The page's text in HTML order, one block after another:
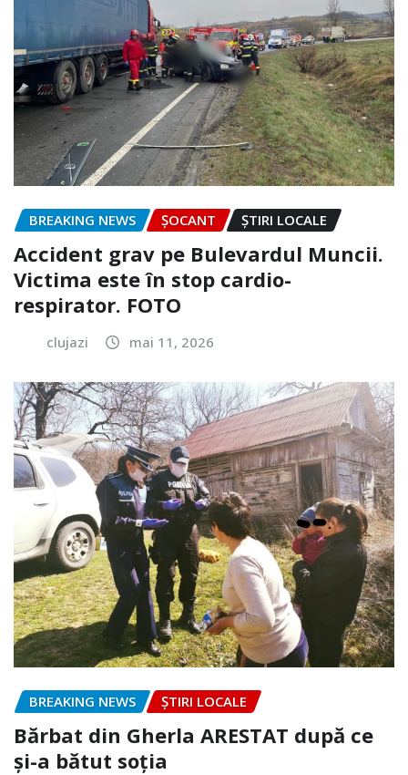
BREAKING NEWS ȘOCANT ȘTIRI LOCALE
Accident grav pe Bulevardul Muncii.
Victima este în stop cardio-
respirator. FOTO
clujazi mai 11, 2026
BREAKING NEWS ȘTIRI LOCALE
Bărbat din Gherla ARESTAT după ce
și-a bătut soția